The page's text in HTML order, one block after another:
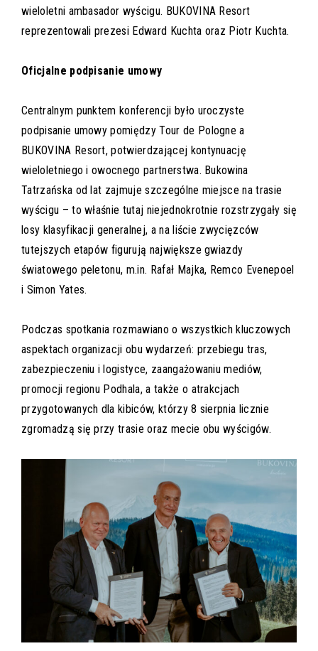
wieloletni ambasador wyścigu. BUKOVINA Resort
reprezentowali prezesi Edward Kuchta oraz Piotr Kuchta.
Oficjalne podpisanie umowy
Centralnym punktem konferencji było uroczyste
podpisanie umowy pomiędzy Tour de Pologne a
BUKOVINA Resort, potwierdzającej kontynuację
wieloletniego i owocnego partnerstwa. Bukowina
Tatrzańska od lat zajmuje szczególne miejsce na trasie
wyścigu – to właśnie tutaj niejednokrotnie rozstrzygały się
losy klasyfikacji generalnej, a na liście zwycięzców
tutejszych etapów figurują największe gwiazdy
światowego peletonu, m.in. Rafał Majka, Remco Evenepoel
i Simon Yates.
Podczas spotkania rozmawiano o wszystkich kluczowych
aspektach organizacji obu wydarzeń: przebiegu tras,
zabezpieczeniu i logistyce, zaangażowaniu mediów,
promocji regionu Podhala, a także o atrakcjach
przygotowanych dla kibiców, którzy 8 sierpnia licznie
zgromadzą się przy trasie oraz mecie obu wyścigów.